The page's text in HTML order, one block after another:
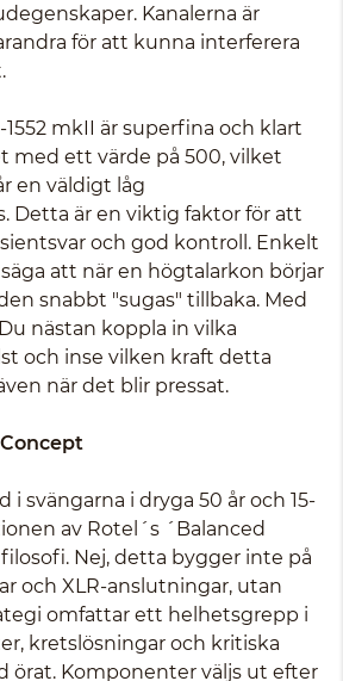
Kanalerna är
för att kunna interferera
mkII är superfina och klart
med ett värde på 500, vilket
en väldigt låg
Detta är en viktig faktor för att
och god kontroll. Enkelt
att när en högtalarkon börjar
snabbt "sugas" tillbaka. Med
nästan koppla in vilka
och inse vilken kraft detta
när det blir pressat.
i svängarna i dryga 50 år och 15-
av Rotel´s ´Balanced
Nej, detta bygger inte på
och XLR-anslutningar, utan
omfattar ett helhetsgrepp i
kretslösningar och kritiska
örat. Komponenter väljs ut efter